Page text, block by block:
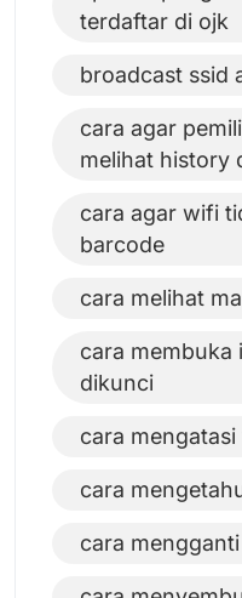
terdaftar di ojk
broadcast ssid
cara agar
melihat history
cara agar wifi
barcode
cara melihat
cara membuka
dikunci
cara
cara
cara